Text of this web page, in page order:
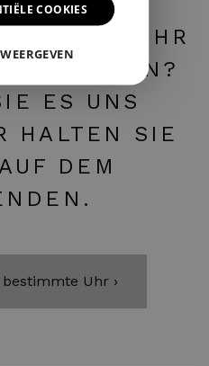
NEUE UHR
GEFUNDEN?
ES UNS
HALTEN SIE
DEM
Uhr ›
COOKIES